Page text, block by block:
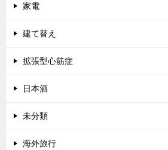
家電
建て替え
拡張型心筋症
日本酒
未分類
海外旅行